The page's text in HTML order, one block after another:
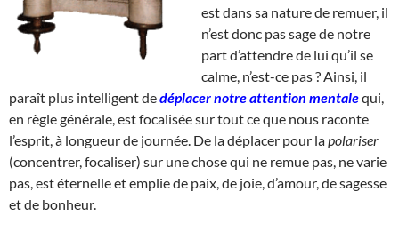
est dans sa nature de remuer, il
n’est donc pas sage de notre
part d’attendre de lui qu’il se
calme, n’est-ce pas ? Ainsi, il
paraît plus intelligent dedéplacer notre attention mentalequi,
en règle générale, est focalisée sur tout ce que nous raconte
l’esprit, à longueur de journée. De la déplacer pour lapolariser
(concentrer, focaliser) sur une chose qui ne remue pas, ne varie
pas, est éternelle et emplie de paix, de joie, d’amour, de sagesse
et de bonheur.